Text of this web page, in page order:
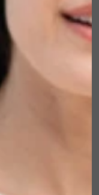
Verder winkelen